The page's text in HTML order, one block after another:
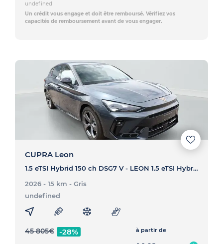
undefined
Un crédit vous engage et doit être remboursé. Vérifiez vos
capacités de remboursement avant de vous engager.
CUPRA Leon
1.5 eTSI Hybrid 150 ch DSG7 V - LEON 1.5 eTSI Hybrid 150 ch DSG7 V
2026 - 15 km - Gris
undefined
45 805€ -28% à partir de